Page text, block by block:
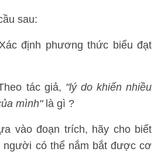
sau:
định phương thức biểu đạt
tác giả, "lý do khiến nhiều
mình"là gì ?
vào đoạn trích, hãy cho biết
người có thể nắm bắt được cơ